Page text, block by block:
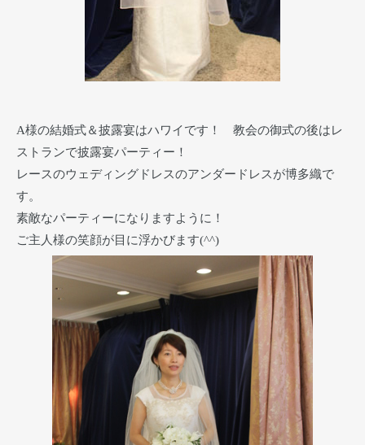
A様の結婚式＆披露宴はハワイです！ 教会の御式の後はレ
ストランで披露宴パーティー！
レースのウェディングドレスのアンダードレスが博多織で
す。
素敵なパーティーになりますように！
ご主人様の笑顔が目に浮かびます(^^)